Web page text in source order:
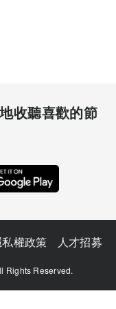
收聽喜歡的節
權政策 人才招募
Rights Reserved.